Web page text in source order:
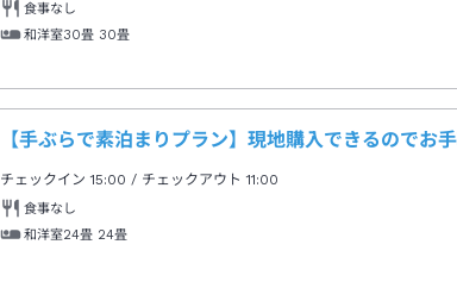
食事なし
和洋室30畳 30畳
【手ぶらで素泊まりプラン】現地購入できるので
チェックイン15:00 / チェックアウト 11:00
食事なし
和洋室24畳 24畳